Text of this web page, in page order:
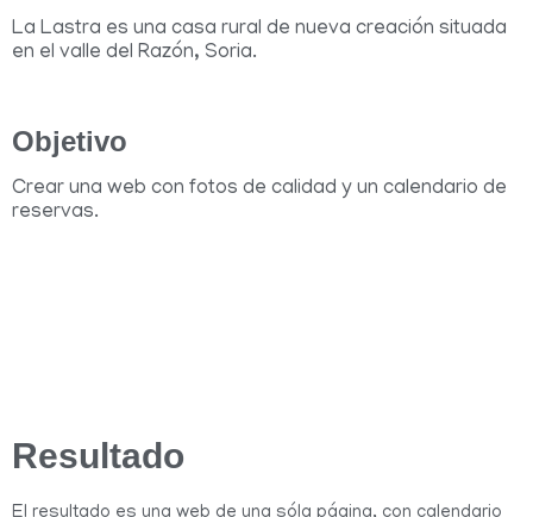
La Lastra es una casa rural de nueva creación situada
en el valle del Razón, Soria.
Objetivo
Crear una web con fotos de calidad y un calendario de
reservas.
Resultado
El resultado es una web de una sóla página, con calendario